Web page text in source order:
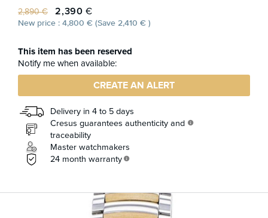
2,890 € 2,390 €
New price : 4,800 € (Save 2,410 € )
This item has been reserved
Notify me when available:
CREATE AN ALERT
Delivery in 4 to 5 days
Cresus guarantees authenticity and
traceability
info
Master watchmakers
24 month warranty info